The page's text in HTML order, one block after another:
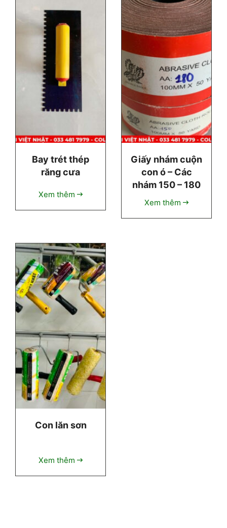
Bay trét thép
răng cưa
Xem thêm
Giấy nhám cuộn
con ó – Các
nhám 150 – 180
Xem thêm
Con lăn sơn
Xem thêm